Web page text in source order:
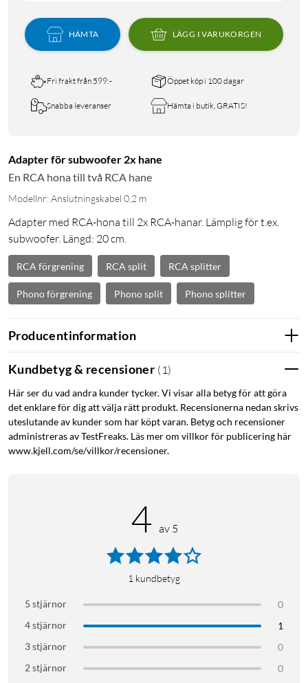
HÄMTA LÄGG I VARUKORGEN
Fri frakt från 599:- Öppet köp i 100 dagar
Snabba leveranser Hämta i butik, GRATIS!
Adapter för subwoofer 2x hane
En RCA hona till två RCA hane
Modellnr: Anslutningskabel 0,2 m
Adapter med RCA-hona till 2x RCA-hanar. Lämplig för t.ex.
subwoofer. Längd: 20 cm.
RCA förgrening RCA split RCA splitter
Phono förgrening Phono split Phono splitter
Producentinformation
Kundbetyg & recensioner ( 1 )
Här ser du vad andra kunder tycker. Vi visar alla betyg för att göra
det enklare för dig att välja rätt produkt. Recensionerna nedan skrivs
uteslutande av kunder som har köpt varan. Betyg och recensioner
administreras av TestFreaks. Läs mer om villkor för publicering här
www.kjell.com/se/villkor/recensioner.
4 av 5
1 kundbetyg
5 stjärnor
0
4 stjärnor
1
3 stjärnor
0
2 stjärnor
0